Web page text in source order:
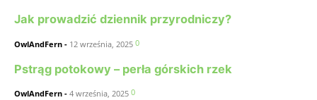
Jak prowadzić dziennik przyrodniczy?
OwlAndFern - 12 września, 2025 0
Pstrąg potokowy – perła górskich rzek
OwlAndFern - 4 września, 2025 0